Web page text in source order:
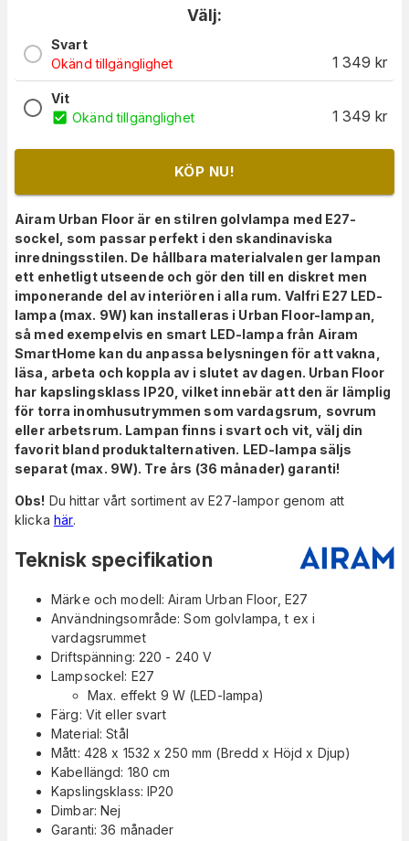
Välj:
Svart
Okänd tillgänglighet
1 349 kr
Vit
Okänd tillgänglighet
1 349 kr
KÖP NU!
Airam Urban Floor är en stilren golvlampa med E27-
sockel, som passar perfekt i den skandinaviska
inredningsstilen. De hållbara materialvalen ger lampan
ett enhetligt utseende och gör den till en diskret men
imponerande del av interiören i alla rum. Valfri E27 LED-
lampa (max. 9W) kan installeras i Urban Floor-lampan,
så med exempelvis en smart LED-lampa från Airam
SmartHome kan du anpassa belysningen för att vakna,
läsa, arbeta och koppla av i slutet av dagen. Urban Floor
har kapslingsklass IP20, vilket innebär att den är lämplig
för torra inomhusutrymmen som vardagsrum, sovrum
eller arbetsrum. Lampan finns i svart och vit, välj din
favorit bland produktalternativen. LED-lampa säljs
separat (max. 9W). Tre års (36 månader) garanti!
Obs! Du hittar vårt sortiment av E27-lampor genom att
klicka här.
Teknisk specifikation
Märke och modell: Airam Urban Floor, E27
Användningsområde: Som golvlampa, t ex i
vardagsrummet
Driftspänning: 220 - 240 V
Lampsockel: E27
Max. effekt 9 W (LED-lampa)
Färg: Vit eller svart
Material: Stål
Mått: 428 x 1532 x 250 mm (Bredd x Höjd x Djup)
Kabellängd: 180 cm
Kapslingsklass: IP20
Dimbar: Nej
Garanti: 36 månader